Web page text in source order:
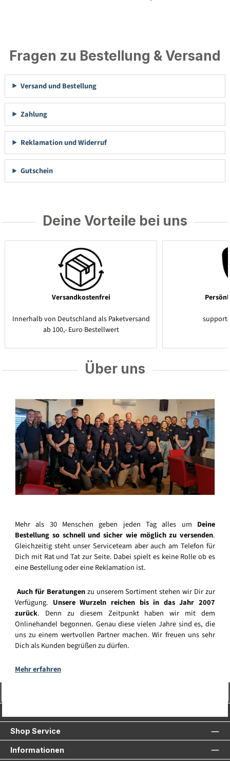
Fragen zu Bestellung & Versand
Versand und Bestellung
Zahlung
Reklamation und Widerruf
Gutschein
Deine Vorteile bei uns
Versandkostenfrei
Innerhalb von Deutschland als Paketversand
ab 100,- Euro Bestellwert
Über uns
Mehr als 30 Menschen geben jeden Tag alles um Deine
Bestellung so schnell und sicher wie möglich zu versenden.
Gleichzeitig steht unser Serviceteam aber auch am Telefon für
Dich mit Rat und Tat zur Seite. Dabei spielt es keine Rolle ob es
eine Bestellung oder eine Reklamation ist.
Auch für Beratungenzu unserem Sortiment stehen wir Dir zur
Verfügung. Unsere Wurzeln reichen bis in das Jahr 2007
zurück. Denn zu diesem Zeitpunkt haben wir mit dem
Onlinehandel begonnen. Genau diese vielen Jahre sind es, die
uns zu einem wertvollen Partner machen. Wir freuen uns sehr
Dich als Kunden begrüßen zu dürfen.
Mehr erfahren
Shop Service
Informationen